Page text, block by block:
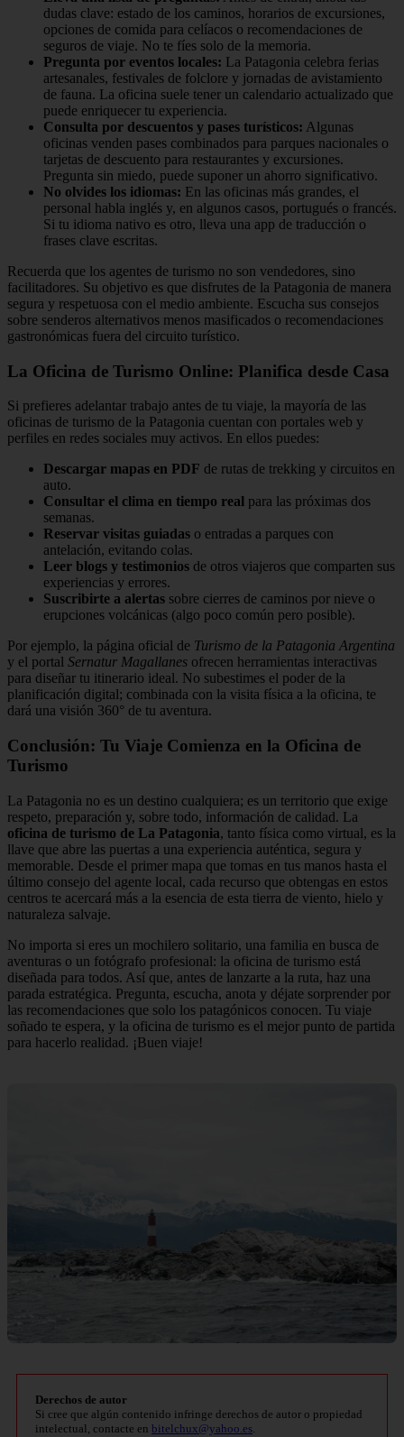
dudas clave: estado de los caminos, horarios de excursiones,
opciones de comida para celíacos o recomendaciones de
seguros de viaje. No te fíes solo de la memoria.
Pregunta por eventos locales: La Patagonia celebra ferias
artesanales, festivales de folclore y jornadas de avistamiento
de fauna. La oficina suele tener un calendario actualizado que
puede enriquecer tu experiencia.
Consulta por descuentos y pases turísticos: Algunas
oficinas venden pases combinados para parques nacionales o
tarjetas de descuento para restaurantes y excursiones.
Pregunta sin miedo, puede suponer un ahorro significativo.
No olvides los idiomas: En las oficinas más grandes, el
personal habla inglés y, en algunos casos, portugués o francés.
Si tu idioma nativo es otro, lleva una app de traducción o
frases clave escritas.
Recuerda que los agentes de turismo no son vendedores, sino
facilitadores. Su objetivo es que disfrutes de la Patagonia de manera
segura y respetuosa con el medio ambiente. Escucha sus consejos
sobre senderos alternativos menos masificados o recomendaciones
gastronómicas fuera del circuito turístico.
La Oficina de Turismo Online: Planifica desde Casa
Si prefieres adelantar trabajo antes de tu viaje, la mayoría de las
oficinas de turismo de la Patagonia cuentan con portales web y
perfiles en redes sociales muy activos. En ellos puedes:
Descargar mapas en PDF de rutas de trekking y circuitos en
auto.
Consultar el clima en tiempo real para las próximas dos
semanas.
Reservar visitas guiadas o entradas a parques con
antelación, evitando colas.
Leer blogs y testimonios de otros viajeros que comparten sus
experiencias y errores.
Suscribirte a alertas sobre cierres de caminos por nieve o
erupciones volcánicas (algo poco común pero posible).
Por ejemplo, la página oficial de Turismo de la Patagonia Argentina
y el portal Sernatur Magallanes ofrecen herramientas interactivas
para diseñar tu itinerario ideal. No subestimes el poder de la
planificación digital; combinada con la visita física a la oficina, te
dará una visión 360° de tu aventura.
Conclusión: Tu Viaje Comienza en la Oficina de
Turismo
La Patagonia no es un destino cualquiera; es un territorio que exige
respeto, preparación y, sobre todo, información de calidad. La
oficina de turismo de La Patagonia, tanto física como virtual, es la
llave que abre las puertas a una experiencia auténtica, segura y
memorable. Desde el primer mapa que tomas en tus manos hasta el
último consejo del agente local, cada recurso que obtengas en estos
centros te acercará más a la esencia de esta tierra de viento, hielo y
naturaleza salvaje.
No importa si eres un mochilero solitario, una familia en busca de
aventuras o un fotógrafo profesional: la oficina de turismo está
diseñada para todos. Así que, antes de lanzarte a la ruta, haz una
parada estratégica. Pregunta, escucha, anota y déjate sorprender por
las recomendaciones que solo los patagónicos conocen. Tu viaje
soñado te espera, y la oficina de turismo es el mejor punto de partida
para hacerlo realidad. ¡Buen viaje!
Derechos de autor
Si cree que algún contenido infringe derechos de autor o propiedad
intelectual, contacte en bitelchux@yahoo.es.